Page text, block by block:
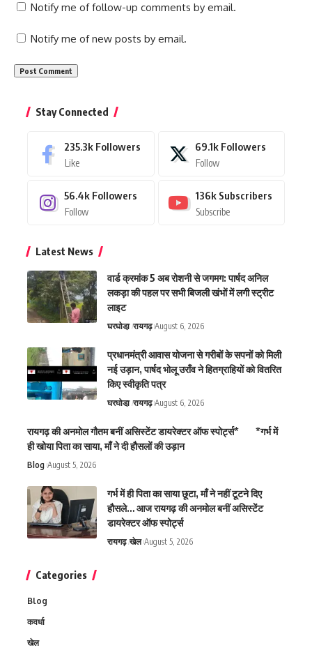
Notify me of follow-up comments by email.
Notify me of new posts by email.
Stay Connected
235.3k Followers
Like
69.1k Followers
Follow
56.4k Followers
Follow
136k Subscribers
Subscribe
Latest News
वार्ड क्रमांक 5 अब रोशनी से जगमग: पार्षद अनिल
लकड़ा की पहल पर सभी बिजली खंभों में लगी स्ट्रीट
लाइट
घरघोडा़ रायगढ़ August 6, 2026
प्रधानमंत्री आवास योजना से गरीबों के सपनों को मिली
नई उड़ान, पार्षद भोलू उराँव ने हितग्राहियों को वितरित
किए स्वीकृति पत्र
घरघोडा़ रायगढ़ August 6, 2026
रायगढ़ की अनमोल गौतम बनीं असिस्टेंट डायरेक्टर ऑफ स्पोर्ट्स* *गर्भ में
ही खोया पिता का साया, माँ ने दी हौसलों की उड़ान
Blog August 5, 2026
गर्भ में ही पिता का साया छूटा, माँ ने नहीं टूटने दिए
हौसले… आज रायगढ़ की अनमोल बनीं असिस्टेंट
डायरेक्टर ऑफ स्पोर्ट्स
रायगढ़ खेल August 5, 2026
Categories
Blog
कवर्धा
खेल